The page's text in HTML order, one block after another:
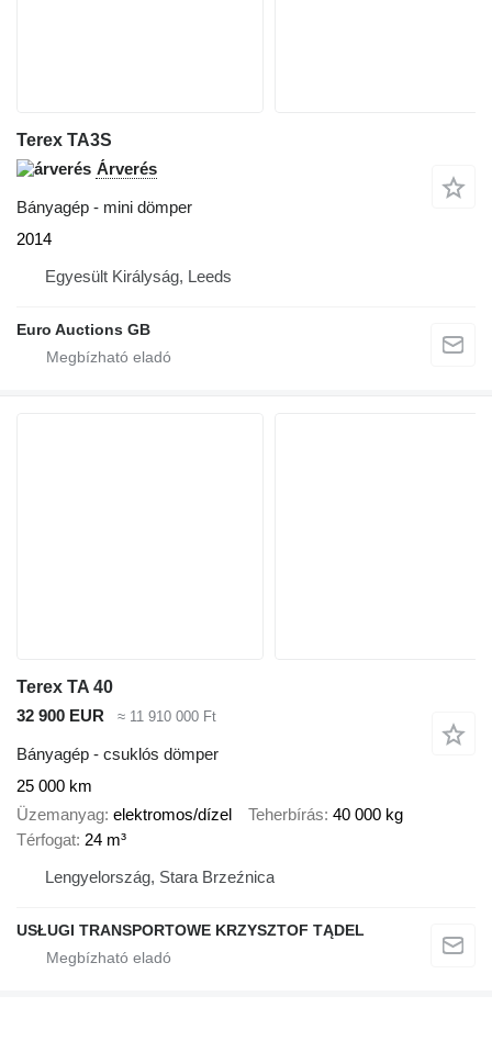
Terex TA3S
Árverés
Bányagép - mini dömper
2014
Egyesült Királyság, Leeds
Euro Auctions GB
Terex TA 40
32 900 EUR
≈ 11 910 000 Ft
Bányagép - csuklós dömper
25 000 km
Üzemanyag elektromos/dízel Teherbírás 40 000 kg
Térfogat 24 m³
Lengyelország, Stara Brzeźnica
USŁUGI TRANSPORTOWE KRZYSZTOF TĄDEL